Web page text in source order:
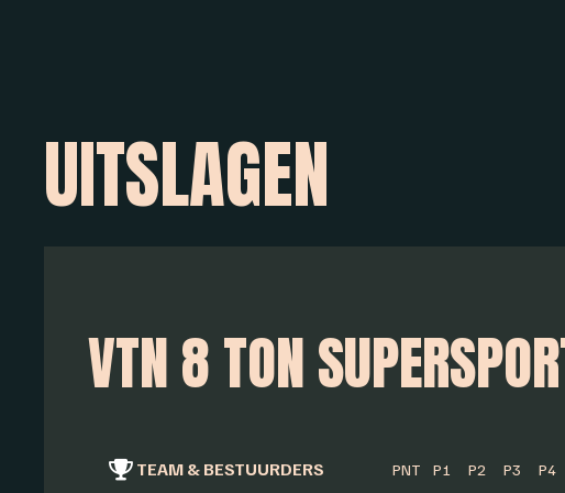
UITSLAGEN
VTN 8 TON
TEAM & BESTUURDERS PNT P1 P2 P3 P4